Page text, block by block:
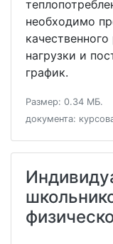
необходимо
нагрузки и
график.
Размер: 0.34 МБ.
документа: